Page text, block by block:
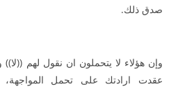
صدق ذلك.
وإن هؤلاء لا يتحملون ان نقول لهم
عقدت ارادتك على تحمل